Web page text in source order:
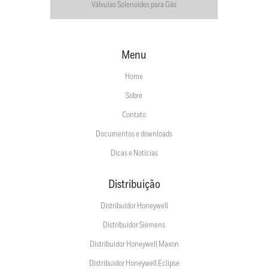
Válvulas Solenoides para Gás
Menu
Home
Sobre
Contato
Documentos e downloads
Dicas e Notícias
Distribuição
Distribuidor Honeywell
Distribuidor Siemens
Distribuidor Honeywell Maxon
Distribuidor Honeywell Eclipse